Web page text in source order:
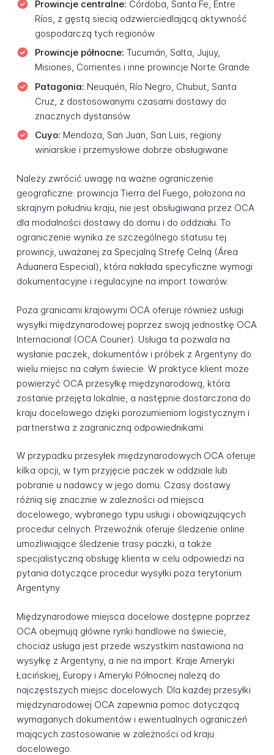
Prowincje centralne: Córdoba, Santa Fe, Entre
Ríos, z gęstą siecią odzwierciedlającą aktywność
gospodarczą tych regionów
Prowincje północne: Tucumán, Salta, Jujuy,
Misiones, Corrientes i inne prowincje Norte Grande
Patagonia: Neuquén, Río Negro, Chubut, Santa
Cruz, z dostosowanymi czasami dostawy do
znacznych dystansów
Cuyo: Mendoza, San Juan, San Luis, regiony
winiarskie i przemysłowe dobrze obsługiwane
Należy zwrócić uwagę na ważne ograniczenie
geograficzne: prowincja Tierra del Fuego, położona na
skrajnym południu kraju, nie jest obsługiwana przez OCA
dla modalności dostawy do domu i do oddziału. To
ograniczenie wynika ze szczególnego statusu tej
prowincji, uważanej za Specjalną Strefę Celną (Área
Aduanera Especial), która nakłada specyficzne wymogi
dokumentacyjne i regulacyjne na import towarów.
Poza granicami krajowymi OCA oferuje również usługi
wysyłki międzynarodowej poprzez swoją jednostkę OCA
Internacional (OCA Courier). Usługa ta pozwala na
wysłanie paczek, dokumentów i próbek z Argentyny do
wielu miejsc na całym świecie. W praktyce klient może
powierzyć OCA przesyłkę międzynarodową, która
zostanie przejęta lokalnie, a następnie dostarczona do
kraju docelowego dzięki porozumieniom logistycznym i
partnerstwa z zagraniczną odpowiednikami.
W przypadku przesyłek międzynarodowych OCA oferuje
kilka opcji, w tym przyjęcie paczek w oddziale lub
pobranie u nadawcy w jego domu. Czasy dostawy
różnią się znacznie w zależności od miejsca
docelowego, wybranego typu usługi i obowiązujących
procedur celnych. Przewoźnik oferuje śledzenie online
umożliwiające śledzenie trasy paczki, a także
specjalistyczną obsługę klienta w celu odpowiedzi na
pytania dotyczące procedur wysyłki poza terytorium
Argentyny.
Międzynarodowe miejsca docelowe dostępne poprzez
OCA obejmują główne rynki handlowe na świecie,
chociaż usługa jest przede wszystkim nastawiona na
wysyłkę z Argentyny, a nie na import. Kraje Ameryki
Łacińskiej, Europy i Ameryki Północnej należą do
najczęstszych miejsc docelowych. Dla każdej przesyłki
międzynarodowej OCA zapewnia pomoc dotyczącą
wymaganych dokumentów i ewentualnych ograniczeń
mających zastosowanie w zależności od kraju
docelowego.